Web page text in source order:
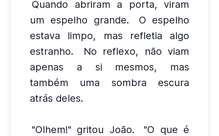
Quando abriram a porta, viram
um espelho grande.
O espelho
estava limpo, mas refletia algo
estranho.
No reflexo, não viam
apenas a si mesmos, mas
também uma sombra escura
atrás deles.
"Olhem!" gritou João.
"O que é